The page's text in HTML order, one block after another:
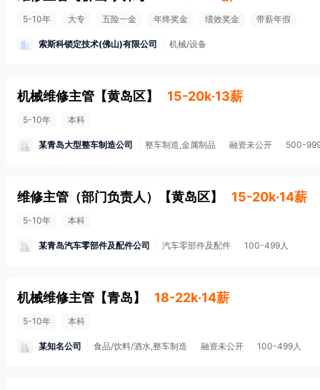
5-10年 大专 五险一金 年终奖金 绩效奖金 带薪年假
索斯科锁定技术(佛山)有限公司 机械/设备
机械维修主管 【黄岛区】 15-20k·13薪
5-10年 本科
某青岛大型整车制造公司 整车制造,金属制品 融资未公开 500-
维修主管（部门负责人） 【黄岛区】 15-20k·14薪
5-10年 本科
某青岛汽车零部件及配件公司 汽车零部件及配件 100-499人
机械维修主管 【青岛】 18-22k·14薪
5-10年 本科
某知名公司 食品/饮料/酒水,整车制造 融资未公开 100-499人